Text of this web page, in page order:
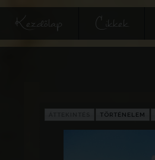
Kezdőlap Cikkek
TÖRTÉNELEM